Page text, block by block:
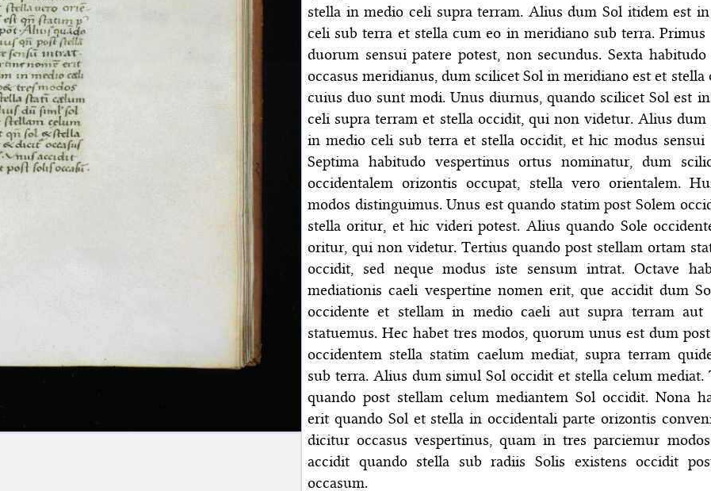
stella in medio celi supra terram. Alius dum Sol itidem est
celi sub terra et stella cum eo in meridiano sub terra.
duorum sensui patere potest, non secundus. Sexta
occasus meridianus, dum scilicet Sol in meridiano est et stella
cuius duo sunt modi. Unus diurnus, quando scilicet Sol est
celi supra terram et stella occidit, qui non videtur. Alius dum
in medio celi sub terra et stella occidit, et hic modus sensui
Septima habitudo vespertinus ortus nominatur, dum
occidentalem orizontis occupat, stella vero orientalem.
modos distinguimus. Unus est quando statim post Solem
stella oritur, et hic videri potest. Alius quando Sole
oritur, qui non videtur. Tertius quando post stellam ortam
occidit, sed neque modus iste sensum intrat. Octave
mediationis caeli vespertine nomen erit, que accidit dum
occidente et stellam in medio caeli aut supra terram aut
statuemus. Hec habet tres modos, quorum unus est dum
occidentem stella statim caelum mediat, supra terram
sub terra. Alius dum simul Sol occidit et stella celum mediat.
quando post stellam celum mediantem Sol occidit. Nona
erit quando Sol et stella in occidentali parte orizontis
dicitur occasus vespertinus, quam in tres parciemur
accidit quando stella sub radiis Solis existens occidit
occasum.